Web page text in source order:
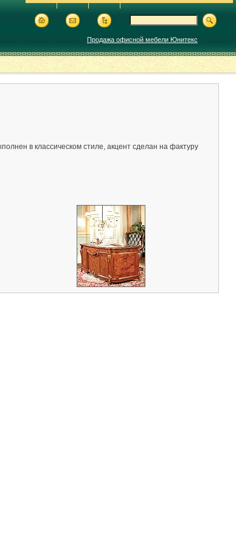
Продажа офисной мебели Юнитекс
в классическом стиле, акцент сделан на фактуру